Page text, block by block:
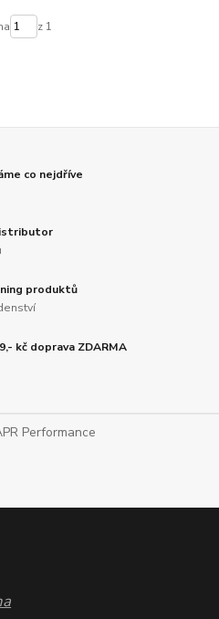
z 1
co nejdříve
produktů
kč doprava ZDARMA